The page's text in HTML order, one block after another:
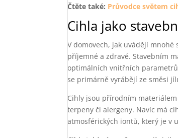
Čtěte také: Průvodce světem
Cihla jako
V domovech, jak uvádějí
příjemné a zdravé. Stavebním
optimálních vnitřních
se primárně vyrábějí ze směsi
Cihly jsou přírodním
terpeny či alergeny. Navíc má
atmosférických iontů, který je v